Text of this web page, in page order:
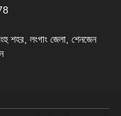
শহর, লংগাং জেলা, শেনজেন